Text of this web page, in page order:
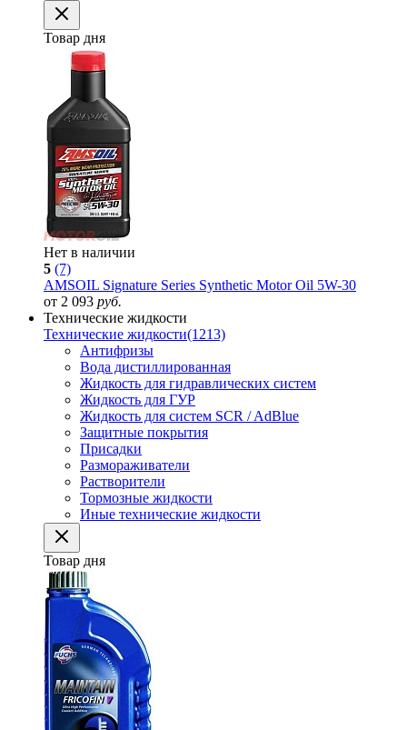
Товар дня
Нет в наличии
5 (7)
AMSOIL Signature Series Synthetic Motor Oil 5W-30
от 2 093 руб.
Технические жидкости
Технические жидкости(1213)
Антифризы
Вода дистиллированная
Жидкость для гидравлических систем
Жидкость для ГУР
Жидкость для систем SCR / AdBlue
Защитные покрытия
Присадки
Размораживатели
Растворители
Тормозные жидкости
Иные технические жидкости
Товар дня